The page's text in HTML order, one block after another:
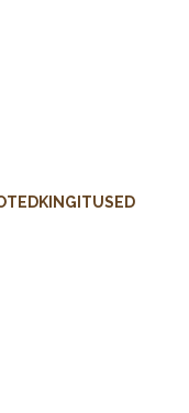
KINGITUSED